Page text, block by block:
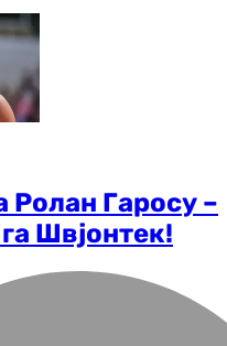
Ролан Гаросу –
Швјонтек!